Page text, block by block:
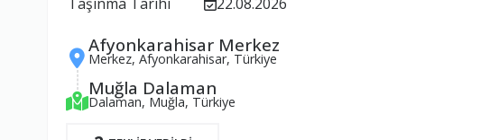
Afyonkarahisar Merkez
Merkez, Afyonkarahisar, Türkiye
Muğla Dalaman
Dalaman, Muğla, Türkiye